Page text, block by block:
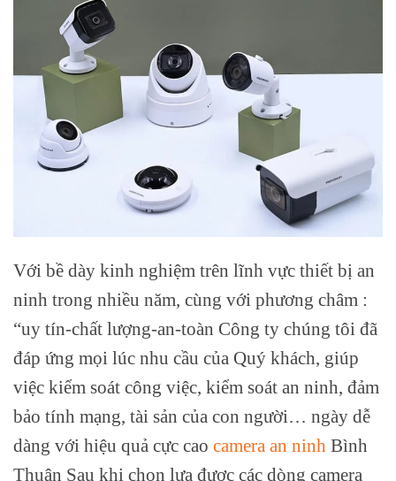
Với bề dày kinh nghiệm trên lĩnh vực thiết bị an
ninh trong nhiều năm, cùng với phương châm :
“uy tín-chất lượng-an-toàn Công ty chúng tôi đã
đáp ứng mọi lúc nhu cầu của Quý khách, giúp
việc kiểm soát công việc, kiểm soát an ninh, đảm
bảo tính mạng, tài sản của con người… ngày dễ
dàng với hiệu quả cực cao camera an ninh Bình
Thuận Sau khi chọn lựa được các dòng camera